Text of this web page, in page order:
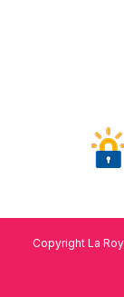
Copyright La